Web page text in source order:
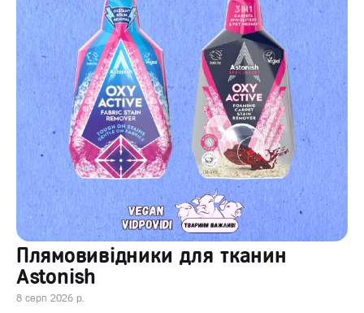
Плямовивідники для тканин
Astonish
8 серп 2026 р.